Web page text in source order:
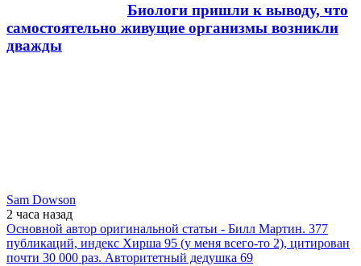
Биологи пришли к выводу, что
самостоятельно живущие организмы возникли
дважды
Sam Dowson
2 часа назад
Основной автор оригинальной статьи - Билл Мартин. 377
публикаций, индекс Хирша 95 (у меня всего-то 2), цитирован
почти 30 000 раз. Авторитетный дедушка 69